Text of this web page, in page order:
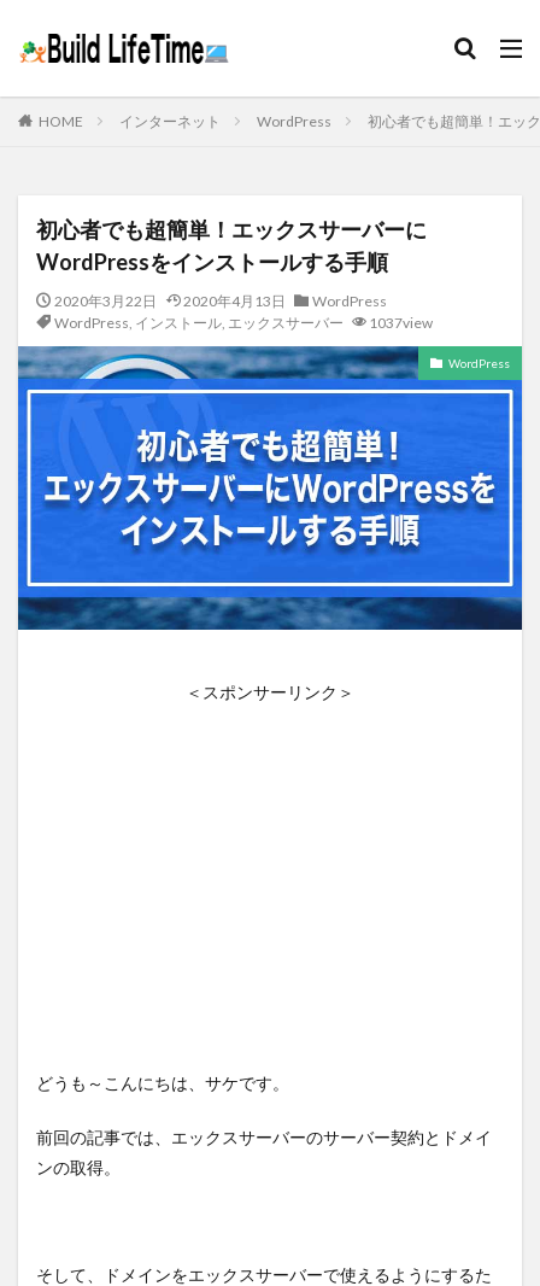
HOME インターネット WordPress 初心者でも超簡単！エッ
初心者でも超簡単！エックスサーバーに
WordPressをインストールする手順
2020年3月22日 2020年4月13日
WordPress
WordPress, インストール, エックスサーバー 1037view
WordPress
＜スポンサーリンク＞
どうも～こんにちは、サケです。
前回の記事では、エックスサーバーのサーバー契約とドメイ
ンの取得。
そして、ドメインをエックスサーバーで使えるようにするた